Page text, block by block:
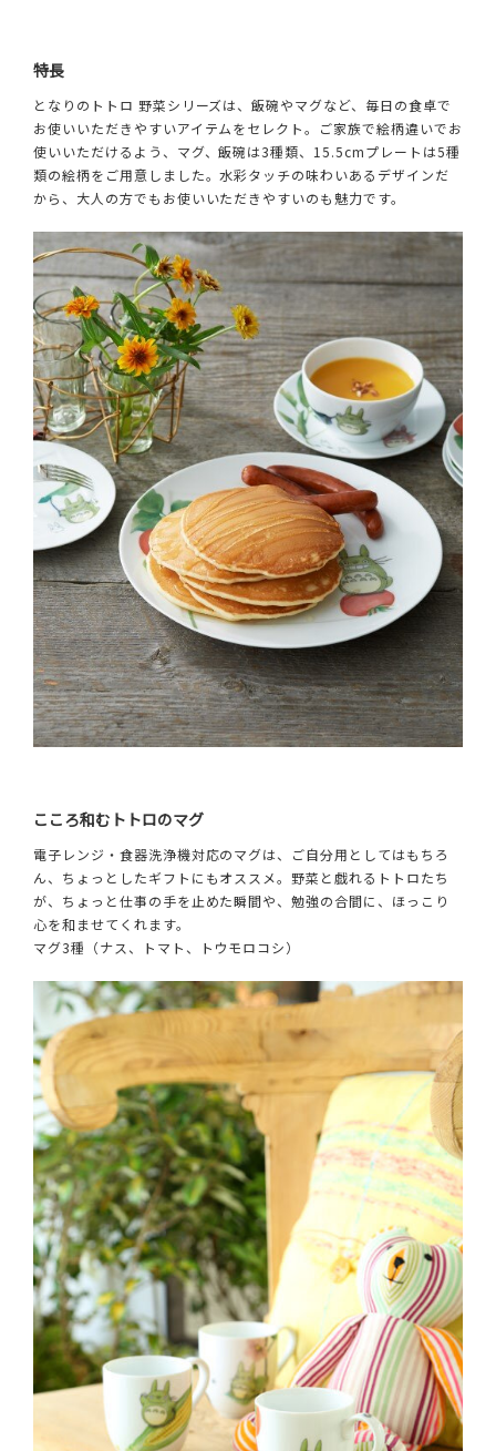
特長
となりのトトロ 野菜シリーズは、飯碗やマグなど、毎日の食卓で
お使いいただきやすいアイテムをセレクト。ご家族で絵柄違いでお
使いいただけるよう、マグ、飯碗は3種類、15.5cmプレートは5種
類の絵柄をご用意しました。水彩タッチの味わいあるデザインだ
から、大人の方でもお使いいただきやすいのも魅力です。
こころ和むトトロのマグ
電子レンジ・食器洗浄機対応のマグは、ご自分用としてはもちろ
ん、ちょっとしたギフトにもオススメ。野菜と戯れるトトロたち
が、ちょっと仕事の手を止めた瞬間や、勉強の合間に、ほっこり
心を和ませてくれます。
マグ3種（ナス、トマト、トウモロコシ）